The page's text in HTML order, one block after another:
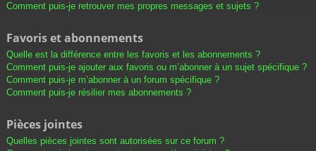
Comment puis-je retrouver mes propres messages et sujets ?
Favoris et abonnements
Quelle est la différence entre les favoris et les abonnements ?
Comment puis-je ajouter aux favoris ou m’abonner à un sujet spécifique ?
Comment puis-je m’abonner à un forum spécifique ?
Comment puis-je résilier mes abonnements ?
Pièces jointes
Quelles pièces jointes sont autorisées sur ce forum ?